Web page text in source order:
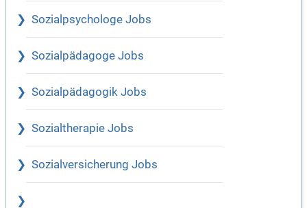
Sozialpsychologe Jobs
Sozialpädagoge Jobs
Sozialpädagogik Jobs
Sozialtherapie Jobs
Sozialversicherung Jobs